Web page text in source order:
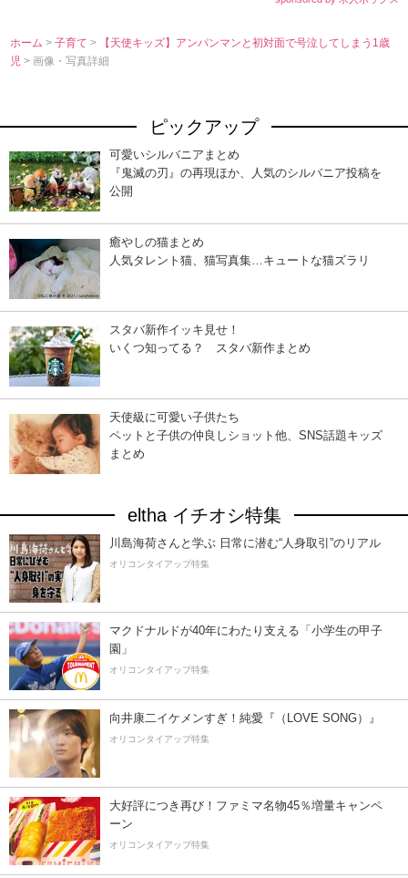
ホーム >子育て>
【天使キッズ】アンパンマンと初対面で号泣してしまう1歳
児> 画像・写真詳細
ピックアップ
可愛いシルバニアまとめ
『鬼滅の刃』の再現ほか、人気のシルバニア投稿を
公開
癒やしの猫まとめ
人気タレント猫、猫写真集…キュートな猫ズラリ
スタバ新作イッキ見せ！
いくつ知ってる？ スタバ新作まとめ
天使級に可愛い子供たち
ペットと子供の仲良しショット他、SNS話題キッズ
まとめ
eltha イチオシ特集
川島海荷さんと学ぶ 日常に潜む“人身取引”のリアル
オリコンタイアップ特集
マクドナルドが40年にわたり支える「小学生の甲子
園」
オリコンタイアップ特集
向井康二イケメンすぎ！純愛『（LOVE SONG）』
オリコンタイアップ特集
大好評につき再び！ファミマ名物45％増量キャンペ
ーン
オリコンタイアップ特集